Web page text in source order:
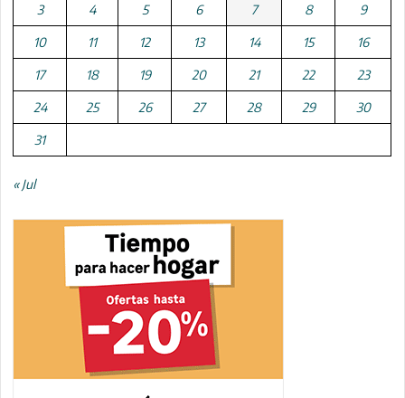
3 4 5 6 7 8 9
10 11 12 13 14 15 16
17 18 19 20 21 22 23
24 25 26 27 28 29 30
31
« Jul